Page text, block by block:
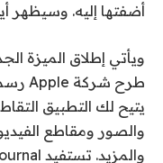
أضفتها إليه. وسيظهر
ويأتي إطلاق الميزة
يتيح لك التطبيق
والصور ومقاطع